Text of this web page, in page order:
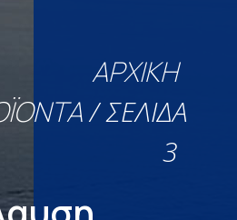
ΑΡΧΙΚΉ
/ ΣΕΛΊΔΑ
3